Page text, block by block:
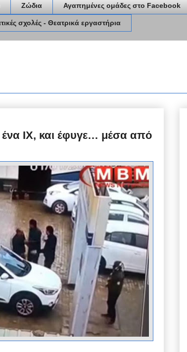
Ζώδια Αγαπημένες ομάδες στο Facebook
σχολές - Θεατρικά εργαστήρια
ΙΧ, και έφυγε… μέσα από